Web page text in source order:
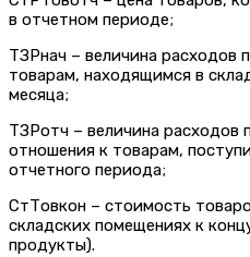
в отчетном периоде;
ТЗРнач – величина расходов
товарам, находящимся в
месяца;
ТЗРотч – величина расходов
отношения к товарам,
отчетного периода;
СтТовкон – стоимость
складских помещениях к
продукты).